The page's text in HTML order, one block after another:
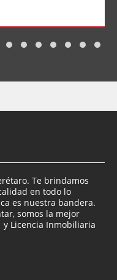
Te brindamos
en todo lo
es nuestra bandera.
somos la mejor
y Licencia Inmobiliaria